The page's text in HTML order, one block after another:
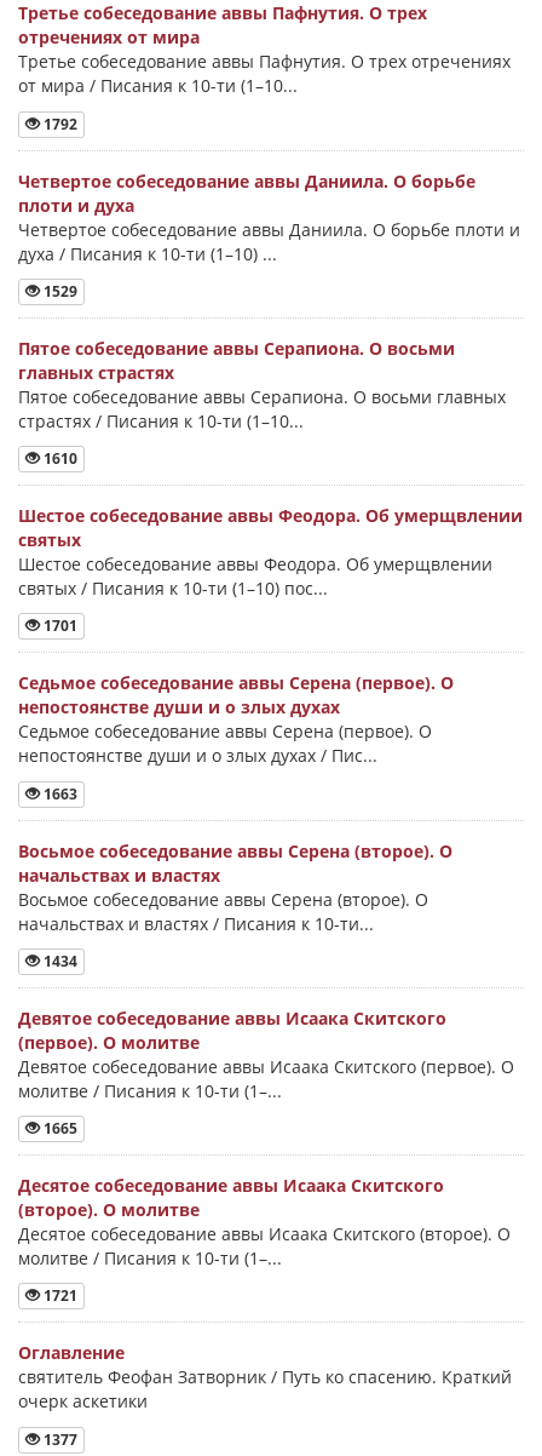
Третье собеседование аввы Пафнутия. О трех
отречениях от мира
Третье собеседование аввы Пафнутия. О трех отречениях
от мира / Писания к 10-ти (1–10...
1792
Четвертое собеседование аввы Даниила. О борьбе
плоти и духа
Четвертое собеседование аввы Даниила. О борьбе плоти и
духа / Писания к 10-ти (1–10) ...
1529
Пятое собеседование аввы Серапиона. О восьми
главных страстях
Пятое собеседование аввы Серапиона. О восьми главных
страстях / Писания к 10-ти (1–10...
1610
Шестое собеседование аввы Феодора. Об умерщвлении
святых
Шестое собеседование аввы Феодора. Об умерщвлении
святых / Писания к 10-ти (1–10) пос...
1701
Седьмое собеседование аввы Серена (первое). О
непостоянстве души и о злых духах
Седьмое собеседование аввы Серена (первое). О
непостоянстве души и о злых духах / Пис...
1663
Восьмое собеседование аввы Серена (второе). О
начальствах и властях
Восьмое собеседование аввы Серена (второе). О
начальствах и властях / Писания к 10-ти...
1434
Девятое собеседование аввы Исаака Скитского
(первое). О молитве
Девятое собеседование аввы Исаака Скитского (первое). О
молитве / Писания к 10-ти (1–...
1665
Десятое собеседование аввы Исаака Скитского
(второе). О молитве
Десятое собеседование аввы Исаака Скитского (второе). О
молитве / Писания к 10-ти (1–...
1721
Оглавление
святитель Феофан Затворник / Путь ко спасению. Краткий
очерк аскетики
1377